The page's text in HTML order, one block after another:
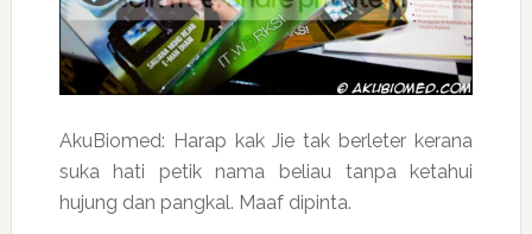
AkuBiomed: Harap kak Jie tak berleter kerana
suka hati petik nama beliau tanpa ketahui
hujung dan pangkal. Maaf dipinta.